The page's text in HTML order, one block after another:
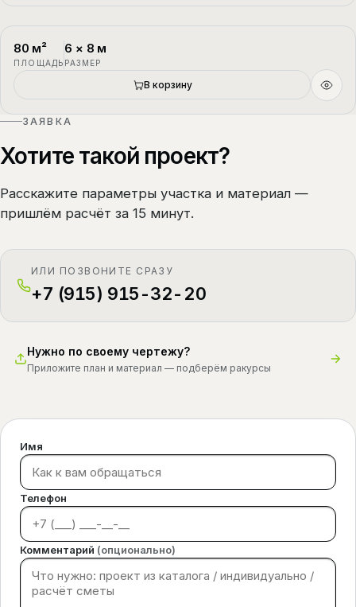
П-4
80 м²
ПЛОЩАДЬ
6 × 8 м
РАЗМЕР
В корзину
ЗАЯВКА
Хотите такой проект?
Расскажите параметры участка и материал —
пришлём расчёт за 15 минут.
ИЛИ ПОЗВОНИТЕ СРАЗУ
+7 (915) 915-32-20
Нужно по своему чертежу?
Приложите план и материал — подберём ракурсы
Имя
Телефон
Комментарий (опционально)